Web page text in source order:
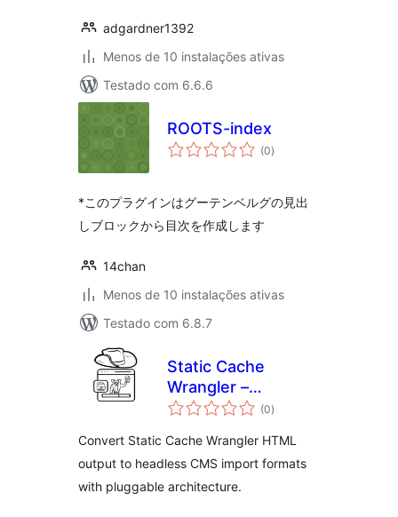
adgardner1392
Menos de 10 instalações ativas
Testado com 6.6.6
ROOTS-index
(0avaliações
totais
)
*このプラグインはグーテンベルグの見出
しブロックから目次を作成します
14chan
Menos de 10 instalações ativas
Testado com 6.8.7
Static Cache
Wrangler –
Headless Assistant
(0avaliações
totais
)
Convert Static Cache Wrangler HTML
output to headless CMS import formats
with pluggable architecture.